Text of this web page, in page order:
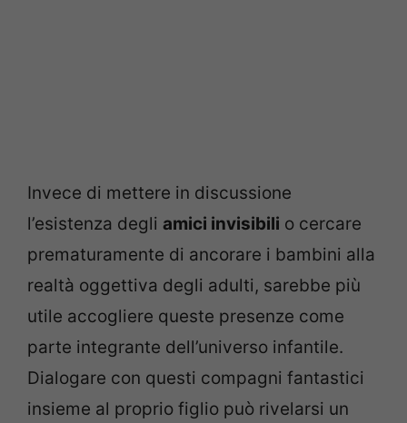
Invece di mettere in discussione
l’esistenza degli amici invisibili o cercare
prematuramente di ancorare i bambini alla
realtà oggettiva degli adulti, sarebbe più
utile accogliere queste presenze come
parte integrante dell’universo infantile.
Dialogare con questi compagni fantastici
insieme al proprio figlio può rivelarsi un